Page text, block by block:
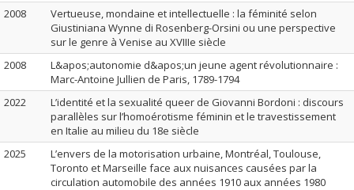
2008
Vertueuse, mondaine et intellectuelle : la féminité selon
Giustiniana Wynne di Rosenberg-Orsini ou une perspective
sur le genre à Venise au XVIIIe siècle
2008
L&apos;autonomie d&apos;un jeune agent révolutionnaire :
Marc-Antoine Jullien de Paris, 1789-1794
2022
L’identité et la sexualité queer de Giovanni Bordoni : discours
parallèles sur l’homoérotisme féminin et le travestissement
en Italie au milieu du 18e siècle
2025
L’envers de la motorisation urbaine, Montréal, Toulouse,
Toronto et Marseille face aux nuisances causées par la
circulation automobile des années 1910 aux années 1980